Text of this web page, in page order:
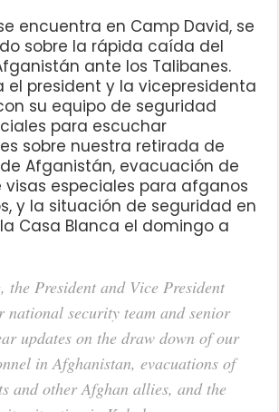
encuentra en Camp David, se
sobre la rápida caída del
ante los Talibanes.
el president y la vicepresidenta
su equipo de seguridad
para escuchar
sobre nuestra retirada de
Afganistán, evacuación de
especiales para afganos
y la situación de seguridad en
Casa Blanca el domingo a
the President and Vice President
national security team and senior
updates on the draw down of our
in Afghanistan, evacuations of
and other Afghan allies, and the